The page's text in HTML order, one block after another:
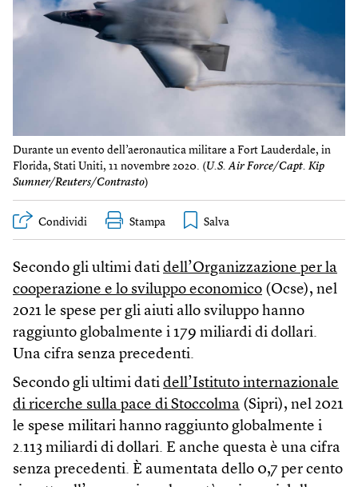
Durante un evento dell’aeronautica militare a Fort Lauderdale, in
Florida, Stati Uniti, 11 novembre 2020. (U.S. Air Force/Capt. Kip
Sumner/Reuters/Contrasto)
Condividi Stampa
Secondo gli ultimi dati dell’Organizzazione per la
cooperazione e lo sviluppo economico (Ocse), nel
2021 le spese per gli aiuti allo sviluppo hanno
raggiunto globalmente i 179 miliardi di dollari.
Una cifra senza precedenti.
Secondo gli ultimi dati dell’Istituto internazionale
di ricerche sulla pace di Stoccolma (Sipri), nel 2021
le spese militari hanno raggiunto globalmente i
2.113 miliardi di dollari. E anche questa è una cifra
senza precedenti. È aumentata dello 0,7 per cento